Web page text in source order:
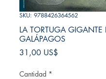
SKU: 9788426364562
LA TORTUGA GIGANTE
GALÁPAGOS
31,00 US$
Cantidad *